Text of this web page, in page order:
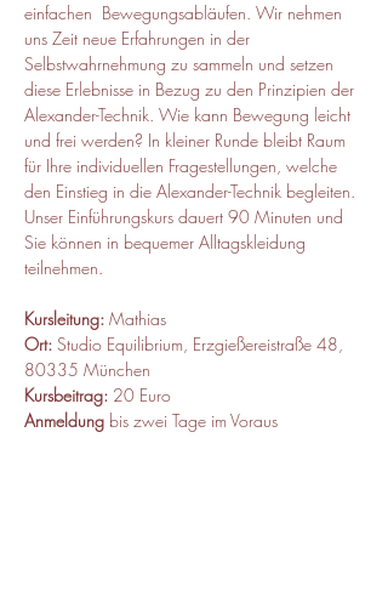
einfachen  Bewegungsabläufen. Wir nehmen
uns Zeit neue Erfahrungen in der
Selbstwahrnehmung zu sammeln und setzen
diese Erlebnisse in Bezug zu den Prinzipien der
Alexander-Technik. Wie kann Bewegung leicht
und frei werden? In kleiner Runde bleibt Raum
für Ihre individuellen Fragestellungen, welche
den Einstieg in die Alexander-Technik begleiten.
Unser Einführungskurs dauert 90 Minuten und
Sie können in bequemer Alltagskleidung
teilnehmen.
Kursleitung: Mathias
Ort: Studio Equilibrium, Erzgießereistraße 48,
80335 München
Kursbeitrag: 20 Euro
Anmeldung bis zwei Tage im Voraus